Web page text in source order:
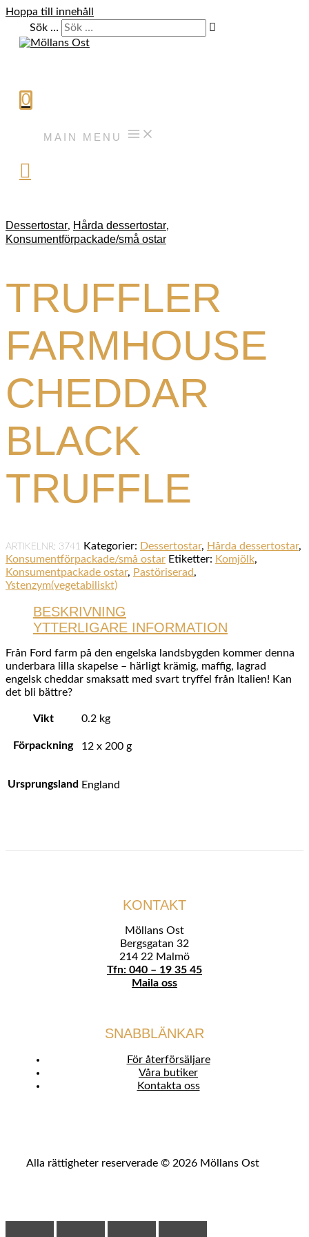
Hoppa till innehåll
Sök …
0
MAIN MENU
Dessertostar, Hårda dessertostar,
Konsumentförpackade/små ostar
TRUFFLER
FARMHOUSE
CHEDDAR
BLACK
TRUFFLE
ARTIKELNR: 3741 Kategorier: Dessertostar, Hårda dessertostar,
Konsumentförpackade/små ostar Etiketter: Komjölk,
Konsumentpackade ostar, Pastöriserad,
Ystenzym(vegetabiliskt)
BESKRIVNING
YTTERLIGARE INFORMATION
Från Ford farm på den engelska landsbygden kommer denna
underbara lilla skapelse – härligt krämig, maffig, lagrad
engelsk cheddar smaksatt med svart tryffel från Italien! Kan
det bli bättre?
Vikt 0.2 kg
Förpackning 12 x 200 g
Ursprungsland England
KONTAKT
Möllans Ost
Bergsgatan 32
214 22 Malmö
Tfn: 040 – 19 35 45
Maila oss
SNABBLÄNKAR
För återförsäljare
Våra butiker
Kontakta oss
Alla rättigheter reserverade © 2026 Möllans Ost